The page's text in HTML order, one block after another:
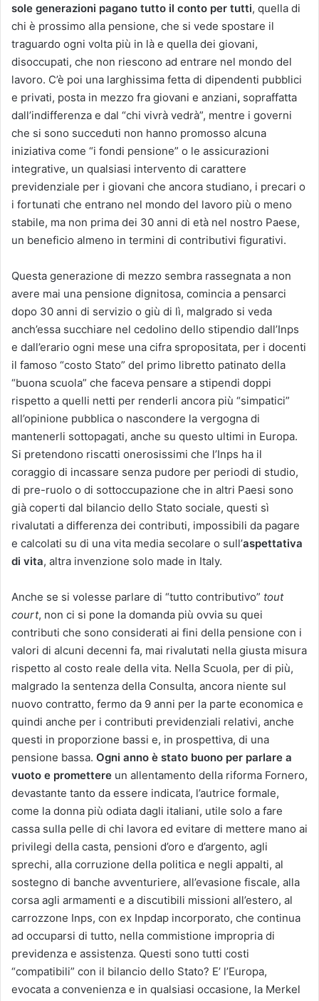
sole generazioni pagano tutto il conto per tutti, quella di
chi è prossimo alla pensione, che si vede spostare il
traguardo ogni volta più in là e quella dei giovani,
disoccupati, che non riescono ad entrare nel mondo del
lavoro. C’è poi una larghissima fetta di dipendenti pubblici
e privati, posta in mezzo fra giovani e anziani, sopraffatta
dall’indifferenza e dal “chi vivrà vedrà”, mentre i governi
che si sono succeduti non hanno promosso alcuna
iniziativa come “i fondi pensione” o le assicurazioni
integrative, un qualsiasi intervento di carattere
previdenziale per i giovani che ancora studiano, i precari o
i fortunati che entrano nel mondo del lavoro più o meno
stabile, ma non prima dei 30 anni di età nel nostro Paese,
un beneficio almeno in termini di contributivi figurativi.
Questa generazione di mezzo sembra rassegnata a non
avere mai una pensione dignitosa, comincia a pensarci
dopo 30 anni di servizio o giù di lì, malgrado si veda
anch’essa succhiare nel cedolino dello stipendio dall’Inps
e dall’erario ogni mese una cifra spropositata, per i docenti
il famoso “costo Stato” del primo libretto patinato della
“buona scuola” che faceva pensare a stipendi doppi
rispetto a quelli netti per renderli ancora più “simpatici”
all’opinione pubblica o nascondere la vergogna di
mantenerli sottopagati, anche su questo ultimi in Europa.
Si pretendono riscatti onerosissimi che l’Inps ha il
coraggio di incassare senza pudore per periodi di studio,
di pre-ruolo o di sottoccupazione che in altri Paesi sono
già coperti dal bilancio dello Stato sociale, questi sì
rivalutati a differenza dei contributi, impossibili da pagare
e calcolati su di una vita media secolare o sull’aspettativa
di vita, altra invenzione solo made in Italy.
Anche se si volesse parlare di “tutto contributivo” tout
court, non ci si pone la domanda più ovvia su quei
contributi che sono considerati ai fini della pensione con i
valori di alcuni decenni fa, mai rivalutati nella giusta misura
rispetto al costo reale della vita. Nella Scuola, per di più,
malgrado la sentenza della Consulta, ancora niente sul
nuovo contratto, fermo da 9 anni per la parte economica e
quindi anche per i contributi previdenziali relativi, anche
questi in proporzione bassi e, in prospettiva, di una
pensione bassa. Ogni anno è stato buono per parlare a
vuoto e promettere un allentamento della riforma Fornero,
devastante tanto da essere indicata, l’autrice formale,
come la donna più odiata dagli italiani, utile solo a fare
cassa sulla pelle di chi lavora ed evitare di mettere mano ai
privilegi della casta, pensioni d’oro e d’argento, agli
sprechi, alla corruzione della politica e negli appalti, al
sostegno di banche avventuriere, all’evasione fiscale, alla
corsa agli armamenti e a discutibili missioni all’estero, al
carrozzone Inps, con ex Inpdap incorporato, che continua
ad occuparsi di tutto, nella commistione impropria di
previdenza e assistenza. Questi sono tutti costi
“compatibili” con il bilancio dello Stato? E’ l’Europa,
evocata a convenienza e in qualsiasi occasione, la Merkel